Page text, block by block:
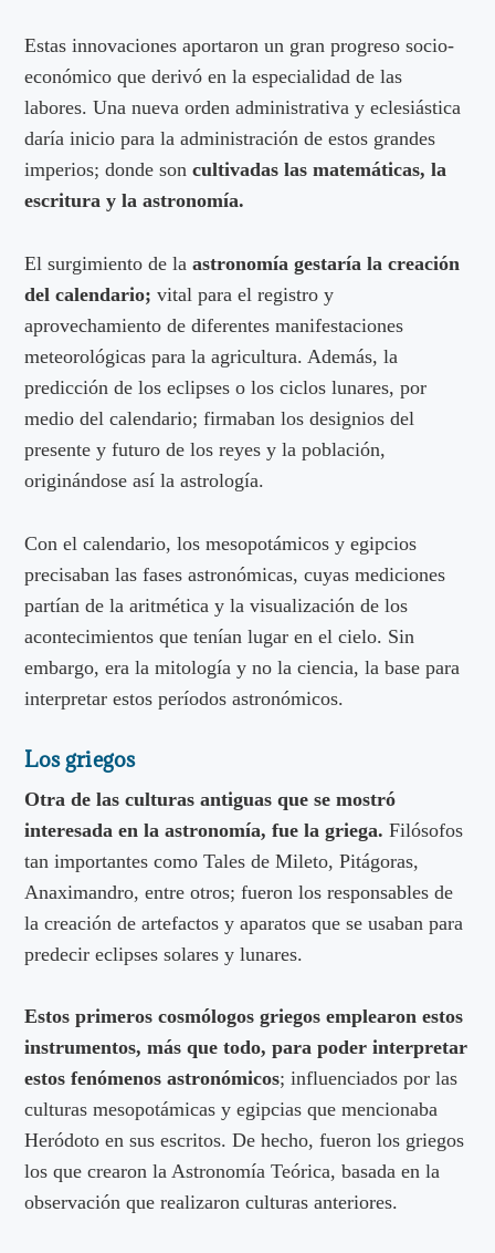
Estas innovaciones aportaron un gran progreso socio-
económico que derivó en la especialidad de las
labores. Una nueva orden administrativa y eclesiástica
daría inicio para la administración de estos grandes
imperios; donde soncultivadas las matemáticas, la
escritura y la astronomía.
El surgimiento de la astronomía gestaría la creación
del calendario;vital para el registro y
aprovechamiento de diferentes manifestaciones
meteorológicas para la agricultura. Además, la
predicción de los eclipses o los ciclos lunares, por
medio del calendario; firmaban los designios del
presente y futuro de los reyes y la población,
originándose así la astrología.
Con el calendario, los mesopotámicos y egipcios
precisaban las fases astronómicas, cuyas mediciones
partían de la aritmética y la visualización de los
acontecimientos que tenían lugar en el cielo. Sin
embargo, era la mitología y no la ciencia, la base para
interpretar estos períodos astronómicos.
Los griegos
Otra de las culturas antiguas que se mostró
interesada en la astronomía, fue la griega. Filósofos
tan importantes como Tales de Mileto, Pitágoras,
Anaximandro, entre otros; fueron los responsables de
la creación de artefactos y aparatos que se usaban para
predecir eclipses solares y lunares.
Estos primeros cosmólogos griegos emplearon estos
instrumentos, más que todo, para poder interpretar
estos fenómenos astronómicos; influenciados por las
culturas mesopotámicas y egipcias que mencionaba
Heródoto en sus escritos. De hecho, fueron los griegos
los que crearon la Astronomía Teórica, basada en la
observación que realizaron culturas anteriores.